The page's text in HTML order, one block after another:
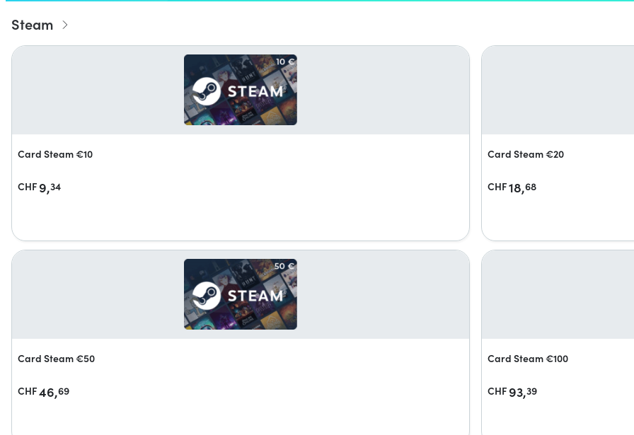
Steam
Card Steam €10
CHF 9,34
Card Steam €20
CHF18,68
Card Steam €50
CHF46,69
Card Steam €100
CHF 93,39